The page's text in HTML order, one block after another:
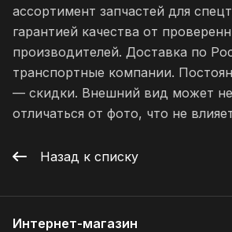
ассортимент запчастей для
гарантией качества от
производителей. Доставка по
транспортные компании.
— скидки. Внешний вид может
отличаться от фото, что не
Назад к списку
Интернет-магазин